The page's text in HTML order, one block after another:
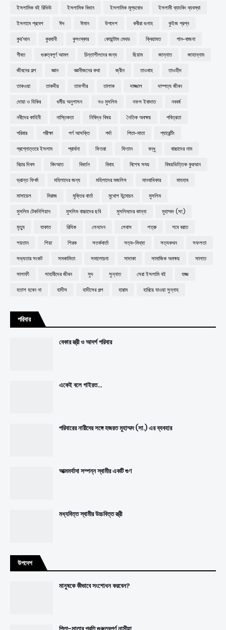
ইসলামিক বই রিভিউ
ইসলামিক বিধান ইসলামিক মূল্যবোধ
ইসলামী ব্যাংকিং ব্যবস্থা
ইসলামে প্রবেশ
ঈদ ঈমান উপদেশ কবীরা গুনাহ
কুইজ প্রশ্ন
কুর'আন
কুরবানী কুসংস্কার কোয়ান্টাম মেথড ক্বিয়ামত
গান-বাজনা
গীবত
গুরুত্বপূর্ণ আমল চিন্তাশীলদের জন্য ছিয়াম জান্নাত
জাহান্নাম
জীবনের গল্প
জ্ঞান জ্ঞানীজনের কথা জ্বীন তাওবাহ
তাওহীদ
তাকওয়া
তাকদীর তাফসীর তালাক দাজ্জাল
দাম্পত্য জীবন
দোয়া ও যিকির
ধর্মীয় অনুশাসন নও মুসলিম নফল ইবাদাত
নববর্ষ
নবীদের কাহিনী
নাস্তিকতা নিষিদ্ধ বিষয় নৈতিক অবক্ষয়
পবিত্রতা
পরিবার
পরীক্ষা পর্ণ আসক্তি পর্দা পিতা-মাতা
প্যারেন্টিং
প্রশ্নোত্তরে ইসলাম
প্রার্থনা ফিতরা ফিতান বন্ধু
বাচ্চাদের নাম
বিচার দিবস
বিদআত বিবর্তন বিবাহ বিশেষ সময়
বিষয়ভিত্তিক কুরআন
ভ্রান্ত ফির্কা
মহিলাদের জন্য মহিলাদের মজলিস মানবাধিকার
মাযহাব
মাসায়েল
মিরাজ মুক্তির বার্তা মুখোশ উন্মোচন
মুসলিম
মুসলিম টেকনিশিয়ান
মুসলিম বাচ্চাদের ছবি মুসলিমদের কান্না
মুহাম্মদ (সা:)
মৃত্যু
যাকাত রিযিক লেনদেন লেবাস শত্রু
শবে বরাত
শয়তান
শিয়া শিরক সতর্কবার্তা সত্য-মিথ্যা সত্যকথন
সফলতা
সভ্যতার সংকট
সমকামিতা সমালোচনা সাদাকা সামাজিক অবক্ষয়
সালাত
সালাফী
সাহাবীদের জীবন সুদ সুন্নাত সেরা ইসলামি বই
হজ্জ
হতাশ হবেন না
হাদীস হাদীসের গল্প হারাম হারিয়ে যাওয়া সুন্নাহ
পরিবার
বেকার স্ত্রী ও আদর্শ পরিবার
একেই বলে গাইরত...
পরিবারের নারীদের সঙ্গে হজরত মুহাম্মদ (সা.) এর ব্যবহার
আত্মমর্যাদা সম্পন্ন স্বামীর একটি গুণ
মধ্যবিত্ত স্বামীর উচ্চবিত্ত স্ত্রী
উপদেশ
মানুষকে কীভাবে সংশোধন করবেন?